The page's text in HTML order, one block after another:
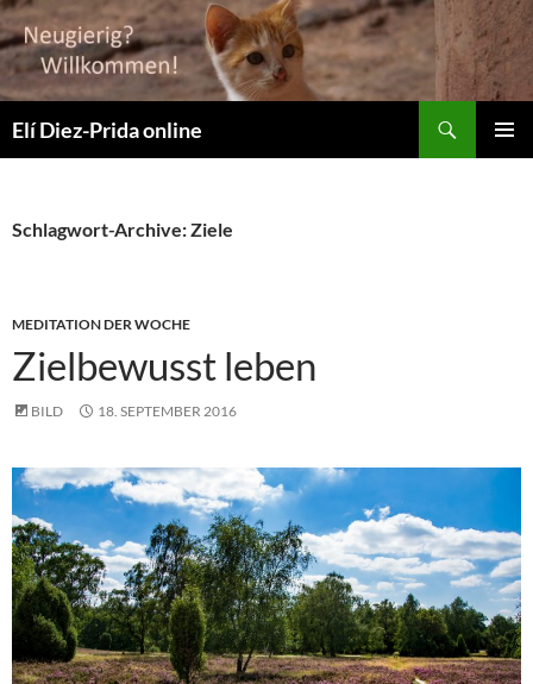
Elí Diez-Prida online
Schlagwort-Archive: Ziele
MEDITATION DER WOCHE
Zielbewusst leben
BILD 18. SEPTEMBER 2016